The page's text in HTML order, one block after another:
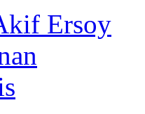
Ersoy